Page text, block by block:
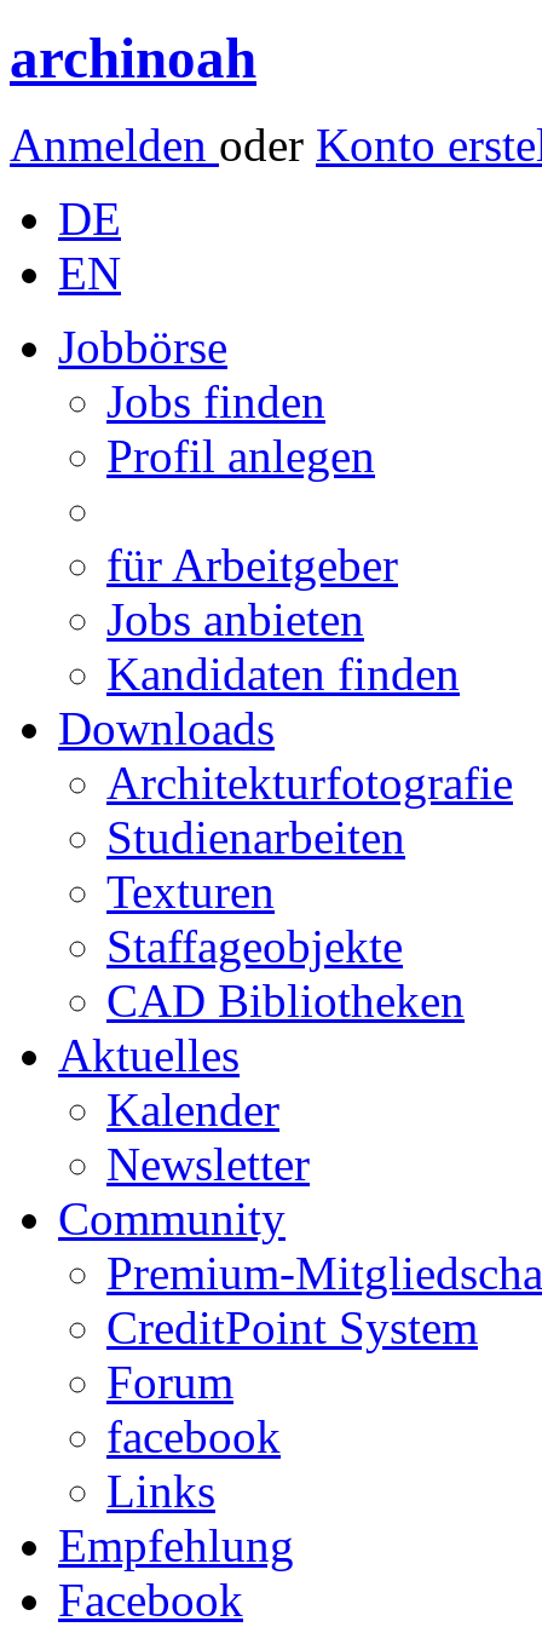
archinoah
Anmelden oder Konto
DE
EN
Jobbörse
Jobs finden
Profil anlegen
für Arbeitgeber
Jobs anbieten
Kandidaten finden
Downloads
Architekturfotografie
Studienarbeiten
Texturen
Staffageobjekte
CAD Bibliotheken
Aktuelles
Kalender
Newsletter
Community
Premium-
CreditPoint System
Forum
facebook
Links
Empfehlung
Facebook